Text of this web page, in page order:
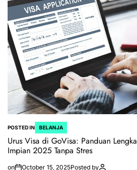
POSTED IN BELANJA
Urus Visa di GoVisa: Panduan
Impian 2025 Tanpa Stres
on October 15, 2025Posted by